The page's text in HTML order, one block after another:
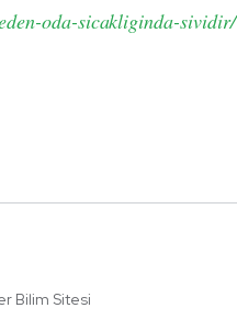
oda-sicakliginda-sividir/
Bilim Sitesi